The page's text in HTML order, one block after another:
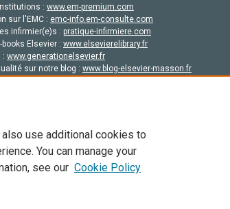
: www.em-premium.com
sur l'EMC : emc-info.em-consulte.com
infirmier(e)s : pratique-infirmiere.com
Elsevier : www.elsevierelibrary.fr
: www.generationelsevier.fr
sur notre blog : www.blog-elsevier-masson.fr
licence et ses contributeurs. Tout les droits sont réservés,
contenu en libre accès, les conditions de licence
use additional cookies to
You can manage your
see our Cookie Policy